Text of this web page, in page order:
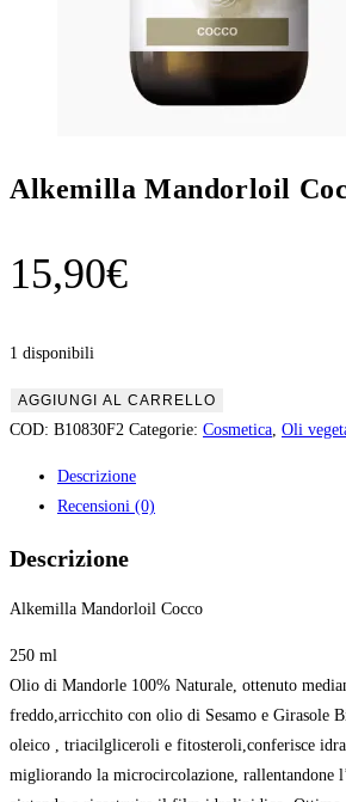
Alkemilla Mandorloil
15,90€
1 disponibili
Alkemilla
Mandorloil
quantità
AGGIUNGI AL CARRELLO
COD: B10830F2 Categorie: Cosmetica Oli
Descrizione
Recensioni (0)
Descrizione
Alkemilla Mandorloil Cocco
250 ml
Olio di Mandorle 100% Naturale, ottenuto
freddo,arricchito con olio di Sesamo e Girasole
oleico , triacilgliceroli e fitosteroli,conferisce
migliorando la microcircolazione, rallentandone